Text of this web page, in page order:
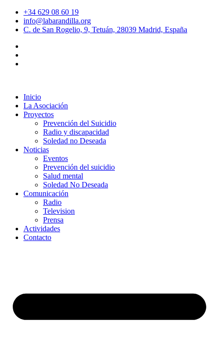
+34 629 08 60 19
info@labarandilla.org
C. de San Rogelio, 9, Tetuán, 28039 Madrid, España
Inicio
La Asociación
Proyectos
Prevención del Suicidio
Radio y discapacidad
Soledad no Deseada
Noticias
Eventos
Prevención del suicidio
Salud mental
Soledad No Deseada
Comunicación
Radio
Television
Prensa
Actividades
Contacto